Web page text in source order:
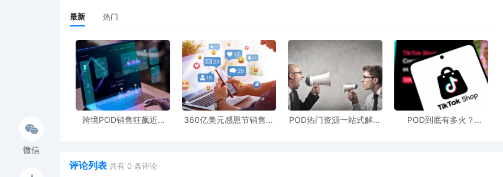
微信
最新 热门
跨境POD销售狂飙近5
360亿美元感恩节销售额
POD热门资源一站式解决
POD到底有多火？
评论列表 共有 0 条评论